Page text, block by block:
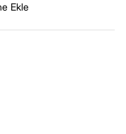
Ekle